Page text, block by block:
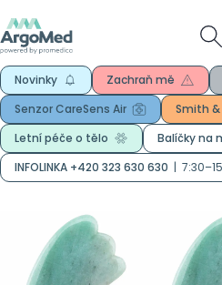
Novinky Zachraň mě
Senzor CareSens Air
Smith
Letní péče o tělo
Balíčky na
INFOLINKA +420 323 630 630 |